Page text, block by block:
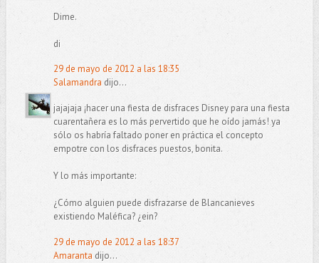
Dime.
di
29 de mayo de 2012 a las 18:35
Salamandra dijo...
jajajaja ¡hacer una fiesta de disfraces Disney para una fiesta
cuarentañera es lo más pervertido que he oído jamás! ya
sólo os habría faltado poner en práctica el concepto
empotre con los disfraces puestos, bonita.
Y lo más importante:
¿Cómo alguien puede disfrazarse de Blancanieves
existiendo Maléfica? ¿ein?
29 de mayo de 2012 a las 18:37
Amaranta dijo...